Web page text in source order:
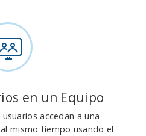
en un Equipo
accedan a una
mismo tiempo usando el